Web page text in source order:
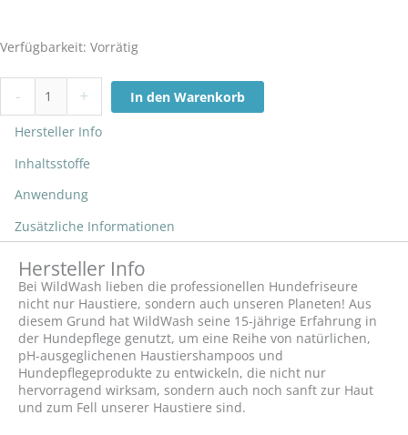
Verfügbarkeit: Vorrätig
- +
In den Warenkorb
Hersteller Info
Inhaltsstoffe
Anwendung
Zusätzliche Informationen
Hersteller Info
Bei WildWash lieben die professionellen Hundefriseure
nicht nur Haustiere, sondern auch unseren Planeten! Aus
diesem Grund hat WildWash seine 15-jährige Erfahrung in
der Hundepflege genutzt, um eine Reihe von natürlichen,
pH-ausgeglichenen Haustiershampoos und
Hundepflegeprodukte zu entwickeln, die nicht nur
hervorragend wirksam, sondern auch noch sanft zur Haut
und zum Fell unserer Haustiere sind.